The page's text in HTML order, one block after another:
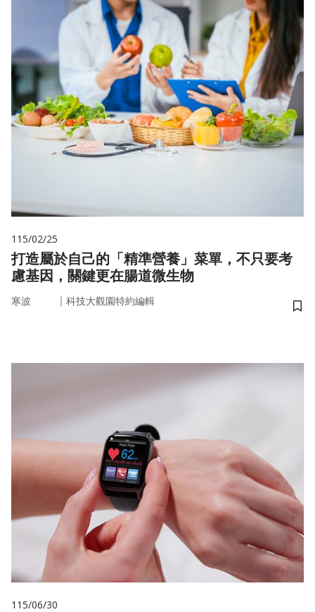
115/02/25
打造屬於自己的「精準營養」菜單，不只要考
慮基因，關鍵更在腸道微生物
寒波 ｜ 科技大觀園特約編輯
儲
115/06/30